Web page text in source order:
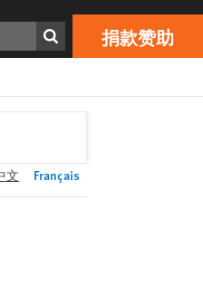
捐款赞助
Print 捐款赞助
文 Français